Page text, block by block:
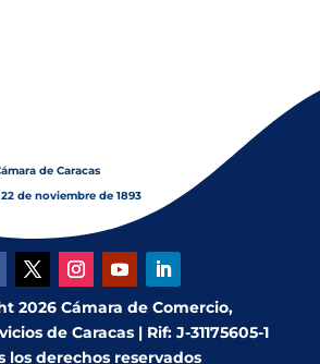
de Caracas
de noviembre de 1893
2026 Cámara de Comercio,
de Caracas | Rif: J-31175605-1
los derechos reservados